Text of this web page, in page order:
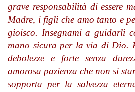
grave responsabilità di essere
Madre, i figli che amo tanto e
gioisco. Insegnami a guidarli
mano sicura per la via di Dio.
debolezze e forte senza
amorosa pazienza che non si
sopporta per la salvezza